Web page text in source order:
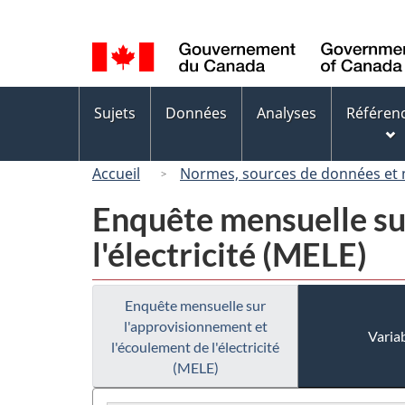
de
la
langue
des
Sujets Données Analyses
Accueil Normes, sources de données et
Enquête mensuelle
l'électricité (MELE)
Enquête mensuelle sur
l'approvisionnement et
l'écoulement de l'électricité
(MELE)